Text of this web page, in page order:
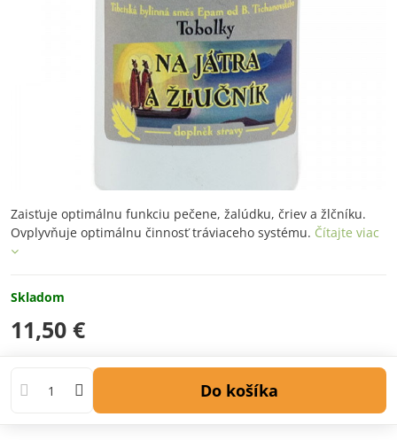
Zaisťuje optimálnu funkciu pečene, žalúdku, čriev a žlčníku.
Ovplyvňuje optimálnu činnosť tráviaceho systému. Čítajte viac
Skladom
11,50 €
Do košíka